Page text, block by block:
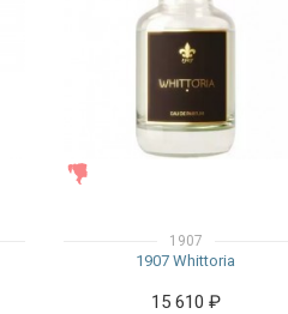
1907
1907 Whittoria
15 610 ₽